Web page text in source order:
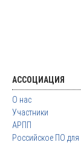
АССОЦИАЦИЯ
О нас
Участники
АРПП
Российское ПО для